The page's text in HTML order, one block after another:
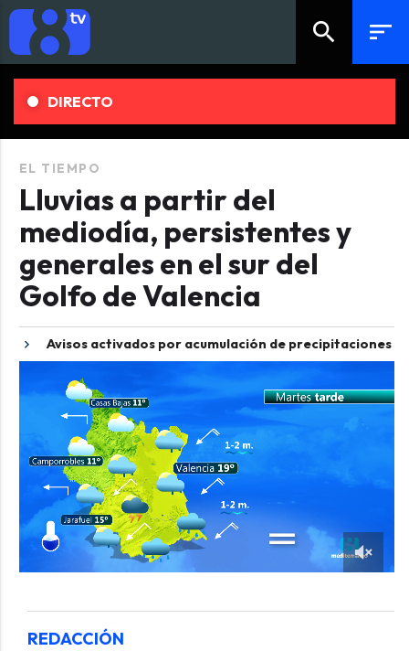
search sort
DIRECTO
EL TIEMPO
Lluvias a partir del
mediodía, persistentes y
generales en el sur del
Golfo de Valencia
Avisos activados por acumulación de precipitaciones
REDACCIÓN